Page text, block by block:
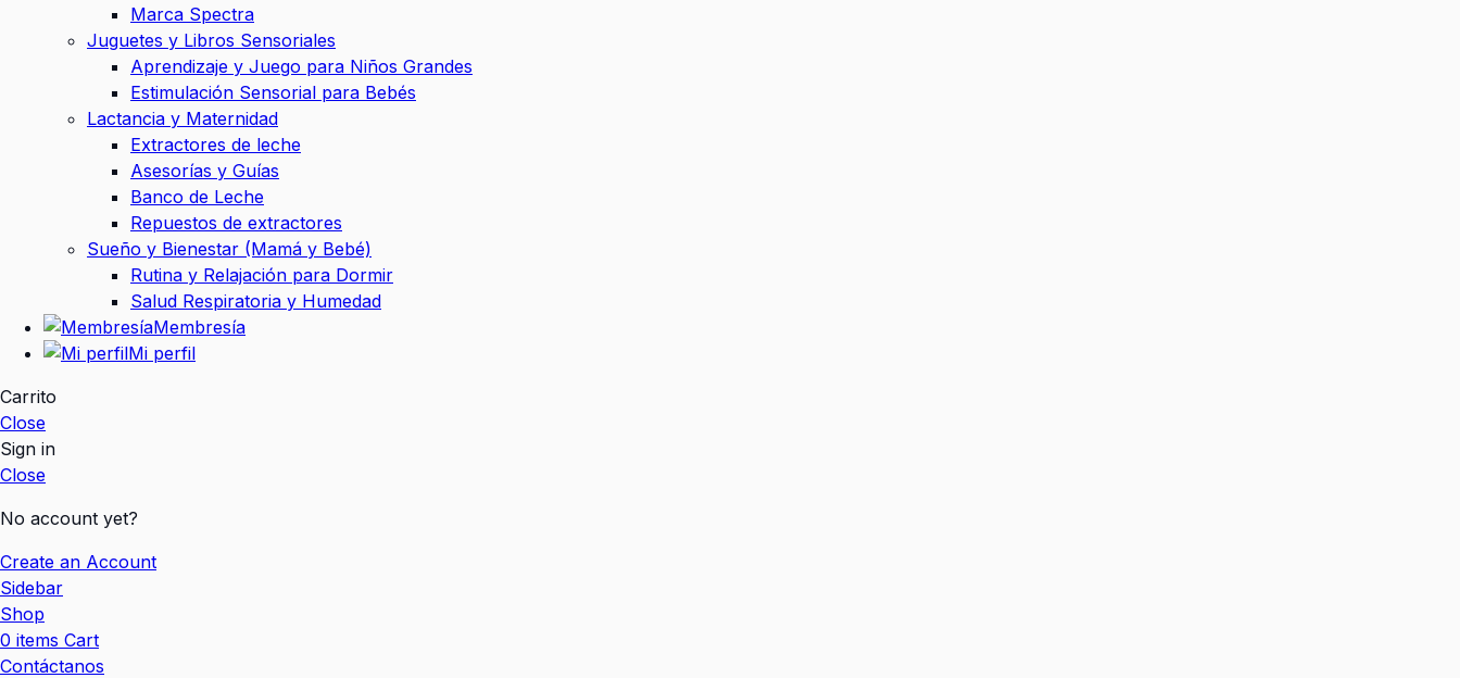
Marca Spectra
Juguetes y Libros Sensoriales
Aprendizaje y Juego para Niños Grandes
Estimulación Sensorial para Bebés
Lactancia y Maternidad
Extractores de leche
Asesorías y Guías
Banco de Leche
Repuestos de extractores
Sueño y Bienestar (Mamá y Bebé)
Rutina y Relajación para Dormir
Salud Respiratoria y Humedad
Membresía
Mi perfil
Carrito
Close
Sign in
Close
No account yet?
Create an Account
Sidebar
Shop
0 items Cart
Contáctanos